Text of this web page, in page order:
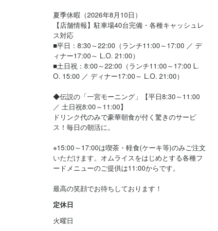
夏季休暇（2026年8月10日）
【店舗情報】駐車場40台完備・各種キャッシュレ
ス対応
■平日：8:30～22:00（ランチ11:00～17:00 ／ デ
ィナー17:00～ L.O. 21:00）
■土日祝：8:00～22:00（ランチ11:00～17:00 L.
O. 15:00 ／ ディナー17:00～ L.O. 21:00）
◆伝説の「一宮モーニング」【平日8:30～11:00
／ 土日祝8:00～11:00】
ドリンク代のみで豪華朝食が付く驚きのサービ
ス！毎日の朝活に。
※15:00～17:00は喫茶・軽食(ケーキ等)のみご注文
いただけます。オムライスをはじめとする各種フ
ードメニューのご提供は11:00からです。
最高の笑顔でお待ちしております！
定休日
火曜日
Wワークをしている社会人の方、など。
これまでも様々な方が活躍しています！
選考の流れ
最後まで読んでいただき
ありがとうございます。
ご応募はお電話もしくは
ご質問などはお気軽にどうぞ！
ございますので、
お手数ですが気持ち長めに
コールしていただけると嬉しいです。
あなたもきっとお店のファンになるハズ♪
身に付くスキル
製菓技術 コーヒーの知識 肉の知識 魚の知識
野菜の知識
サービスマナー テーブルマナー 店舗運営 メニュー開発
必須スキル・経験
飲食店での調理経験 飲食店での接客経験
選考の流れ
最後まで読んでいただき
ご応募はお電話もしくは
応募ボタン(WEB)よりご応募ください。
ご質問などはお気軽にどうぞ！
すぐにお電話にでられない場合も
ございますので、
コールしていただけると嬉しいです。
24時間受付中です。